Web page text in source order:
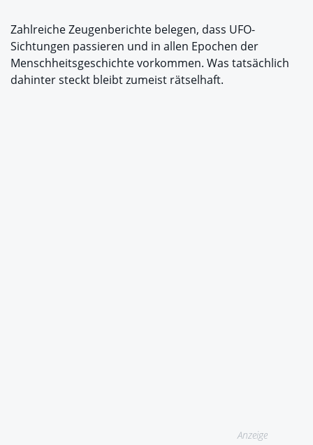
Zahlreiche Zeugenberichte belegen, dass UFO-
Sichtungen passieren und in allen Epochen der
Menschheitsgeschichte vorkommen. Was tatsächlich
dahinter steckt bleibt zumeist rätselhaft.
Anzeige